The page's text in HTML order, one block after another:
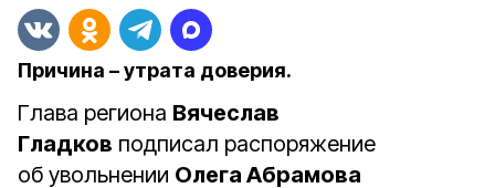
Причина – утрата доверия.
Глава региона Вячеслав
Гладков подписал распоряжение
об увольнении Олега Абрамова